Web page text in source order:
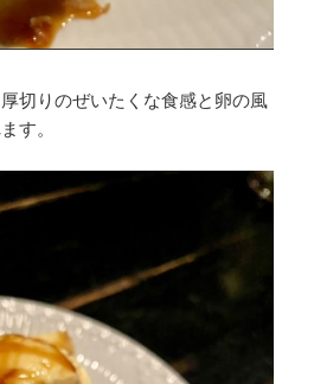
切りのぜいたくな食感と卵の風
す。